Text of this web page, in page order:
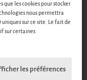
que les cookies pour stocker
nous permettra
sur ce site. Le fait de
sur certaines
les préférences